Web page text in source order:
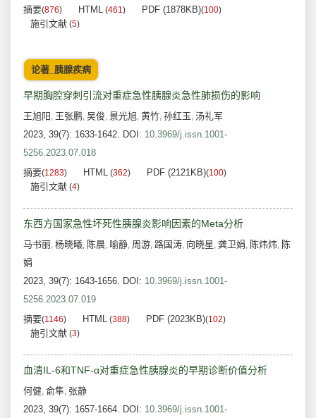
摘要(876) HTML (461) PDF (1878KB)(100)
施引文献 (5)
论著_胰腺疾病
早期胸腔穿刺引流对重症急性胰腺炎急性肺损伤的影响
王旭阳 , 王张鹏, 吴俊, 景光旭, 黄竹, 孙红玉, 汤礼军
2023, 39(7): 1633-1642. DOI: 10.3969/j.issn.1001-
5256.2023.07.018
摘要(1283) HTML (362) PDF (2121KB)(100)
施引文献 (4)
东西方国家急性坏死性胰腺炎影响因素的Meta分析
马书丽, 杨晓曦, 陈晨, 喻静, 周游, 路国涛, 向晓星, 龚卫娟, 陈炜炜, 陈
娟
2023, 39(7): 1643-1656. DOI: 10.3969/j.issn.1001-
5256.2023.07.019
摘要(1146) HTML (388) PDF (2023KB)(102)
施引文献 (3)
血清IL-6和TNF-α对重症急性胰腺炎的早期诊断价值分析
何健, 俞隼, 张静
2023, 39(7): 1657-1664. DOI: 10.3969/j.issn.1001-